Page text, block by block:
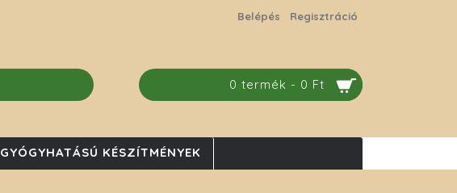
Belépés Regisztráció
0 termék - 0 Ft
GYÓGYHATÁSÚ KÉSZÍTMÉNYEK